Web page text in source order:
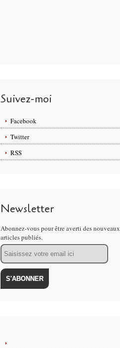
Suivez-moi
Facebook
Twitter
RSS
Newsletter
Abonnez-vous pour être averti des nouveaux
articles publiés.
Email